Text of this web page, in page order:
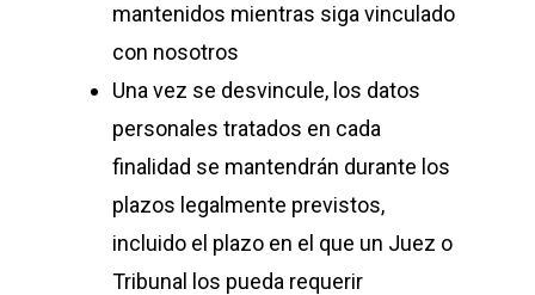
mantenidos mientras siga vinculado
con nosotros
Una vez se desvincule, los datos
personales tratados en cada
finalidad se mantendrán durante los
plazos legalmente previstos,
incluido el plazo en el que un Juez o
Tribunal los pueda requerir